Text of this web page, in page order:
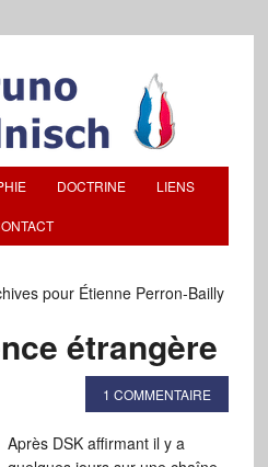
DOCTRINE LIENS
pour Étienne Perron-Bailly
étrangère
1 COMMENTAIRE
Après DSK affirmant il y a